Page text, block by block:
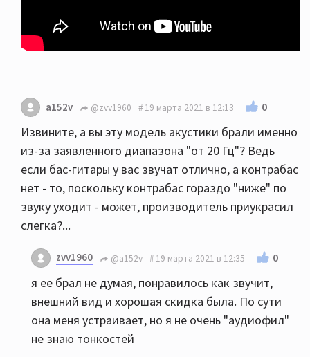
a152v @zvv1960 19 марта 2021 в 12:13 0
Извините, а вы эту модель акустики брали именно
из-за заявленного диапазона "от 20 Гц"? Ведь
если бас-гитары у вас звучат отлично, а контрабас
нет - то, поскольку контрабас гораздо "ниже" по
звуку уходит - может, производитель приукрасил
слегка?...
zvv1960 @a152v 19 марта 2021 в 12:35 0
я ее брал не думая, понравилось как звучит,
внешний вид и хорошая скидка была. По сути
она меня устраивает, но я не очень "аудиофил"
не знаю тонкостей